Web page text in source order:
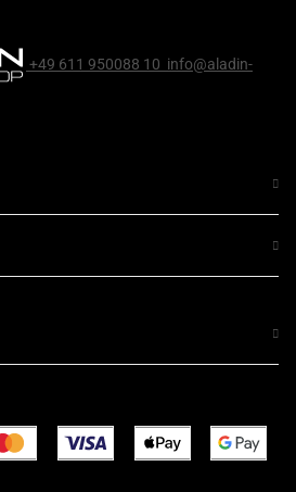
+49 611 950088 10 info@aladin-